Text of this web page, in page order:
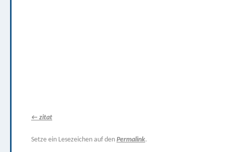
zitat
Setze ein Lesezeichen auf den Permalink.